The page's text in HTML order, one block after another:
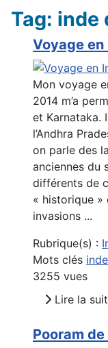
Tag: inde
Voyage en
Mon voyage
2014 m’a
et Karnataka.
l’Andhra
on parle des
anciennes du
différents de
« historique »
invasions ...
Rubrique(s) :
Mots clés
3255 vues
Lire la
Pooram